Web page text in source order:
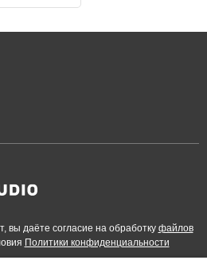
вы даёте согласие на обработку файлов
Политики конфиденциальности